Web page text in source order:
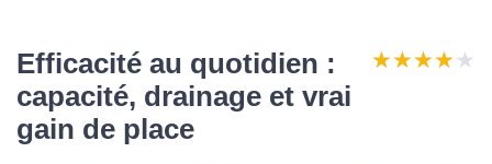
Efficacité au quotidien :
capacité, drainage et vrai
gain de place
★★★★★
★★★★★